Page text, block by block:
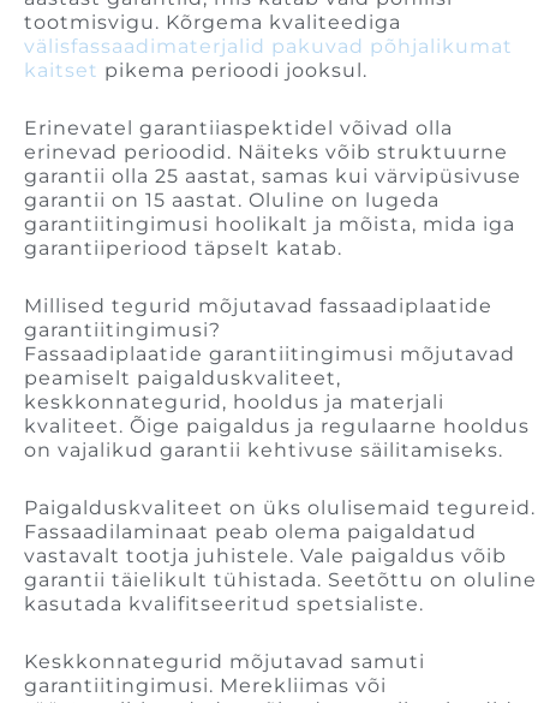
tootmisvigu. Kõrgema kvaliteediga
välisfassaadimaterjalid pakuvad põhjalikumat
kaitset pikema perioodi jooksul.
Erinevatel garantiiaspektidel võivad olla
erinevad perioodid. Näiteks võib struktuurne
garantii olla 25 aastat, samas kui värvipüsivuse
garantii on 15 aastat. Oluline on lugeda
garantiitingimusi hoolikalt ja mõista, mida iga
garantiiperiood täpselt katab.
Millised tegurid mõjutavad fassaadiplaatide
garantiitingimusi?
Fassaadiplaatide garantiitingimusi mõjutavad
peamiselt paigalduskvaliteet,
keskkonnategurid, hooldus ja materjali
kvaliteet. Õige paigaldus ja regulaarne hooldus
on vajalikud garantii kehtivuse säilitamiseks.
Paigalduskvaliteet on üks olulisemaid tegureid.
Fassaadilaminaat peab olema paigaldatud
vastavalt tootja juhistele. Vale paigaldus võib
garantii täielikult tühistada. Seetõttu on oluline
kasutada kvalifitseeritud spetsialiste.
Keskkonnategurid mõjutavad samuti
garantiitingimusi. Merekliimas või